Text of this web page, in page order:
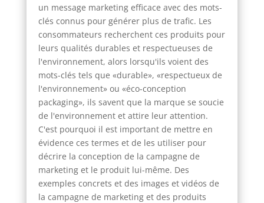
un message marketing efficace avec des mots-
clés connus pour générer plus de trafic. Les
consommateurs recherchent ces produits pour
leurs qualités durables et respectueuses de
l'environnement, alors lorsqu'ils voient des
mots-clés tels que «durable», «respectueux de
l'environnement» ou «éco-conception
packaging», ils savent que la marque se soucie
de l'environnement et attire leur attention.
C'est pourquoi il est important de mettre en
évidence ces termes et de les utiliser pour
décrire la conception de la campagne de
marketing et le produit lui-même. Des
exemples concrets et des images et vidéos de
la campagne de marketing et des produits